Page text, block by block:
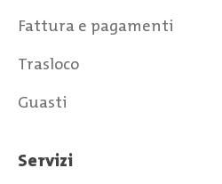
Fattura e pagamenti
Trasloco
Guasti
Servizi